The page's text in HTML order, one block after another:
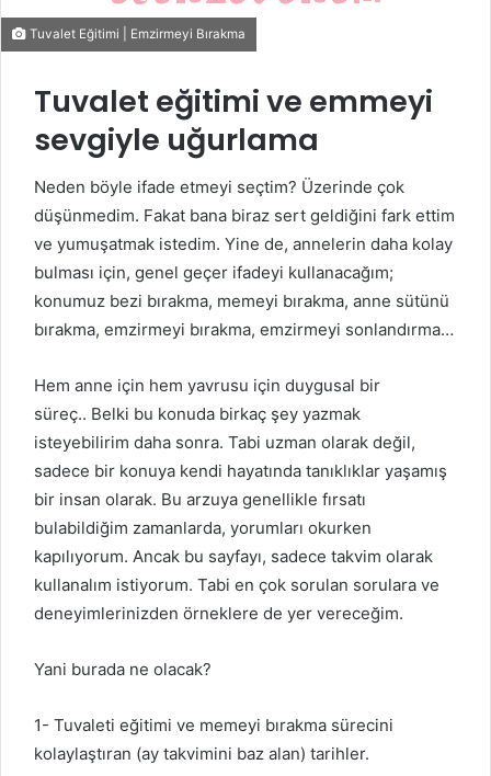
Tuvalet Eğitimi | Emzirmeyi Bırakma
Tuvalet eğitimi ve emmeyi
sevgiyle uğurlama
Neden böyle ifade etmeyi seçtim? Üzerinde çok
düşünmedim. Fakat bana biraz sert geldiğini fark ettim
ve yumuşatmak istedim. Yine de, annelerin daha kolay
bulması için, genel geçer ifadeyi kullanacağım;
konumuz bezi bırakma, memeyi bırakma, anne sütünü
bırakma, emzirmeyi bırakma, emzirmeyi sonlandırma…
Hem anne için hem yavrusu için duygusal bir
süreç.. Belki bu konuda birkaç şey yazmak
isteyebilirim daha sonra. Tabi uzman olarak değil,
sadece bir konuya kendi hayatında tanıklıklar yaşamış
bir insan olarak. Bu arzuya genellikle fırsatı
bulabildiğim zamanlarda, yorumları okurken
kapılıyorum. Ancak bu sayfayı, sadece takvim olarak
kullanalım istiyorum. Tabi en çok sorulan sorulara ve
deneyimlerinizden örneklere de yer vereceğim.
Yani burada ne olacak?
1- Tuvaleti eğitimi ve memeyi bırakma sürecini
kolaylaştıran (ay takvimini baz alan) tarihler.